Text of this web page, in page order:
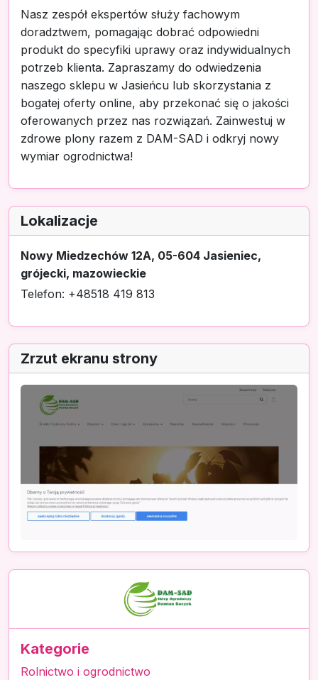
Nasz zespół ekspertów służy fachowym
doradztwem, pomagając dobrać odpowiedni
produkt do specyfiki uprawy oraz indywidualnych
potrzeb klienta. Zapraszamy do odwiedzenia
naszego sklepu w Jasieńcu lub skorzystania z
bogatej oferty online, aby przekonać się o jakości
oferowanych przez nas rozwiązań. Zainwestuj w
zdrowe plony razem z DAM-SAD i odkryj nowy
wymiar ogrodnictwa!
Lokalizacje
Nowy Miedzechów 12A, 05-604 Jasieniec,
grójecki, mazowieckie
Telefon: +48518 419 813
Zrzut ekranu strony
Kategorie
Rolnictwo i ogrodnictwo